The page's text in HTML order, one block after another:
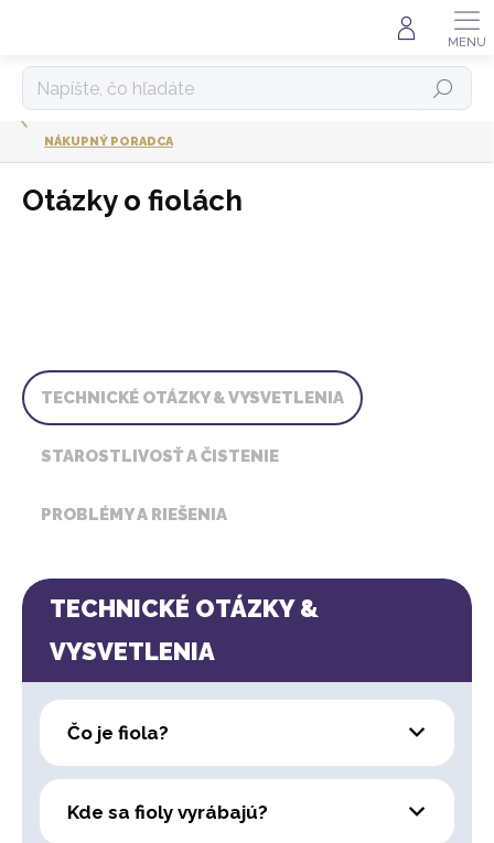
HĽADAŤ
NÁKUPNÝ PORADCA
Otázky o fiolách
TECHNICKÉ OTÁZKY & VYSVETLENIA
STAROSTLIVOSŤ A ČISTENIE
PROBLÉMY A RIEŠENIA
TECHNICKÉ OTÁZKY &
VYSVETLENIA
Čo je fiola?
Kde sa fioly vyrábajú?